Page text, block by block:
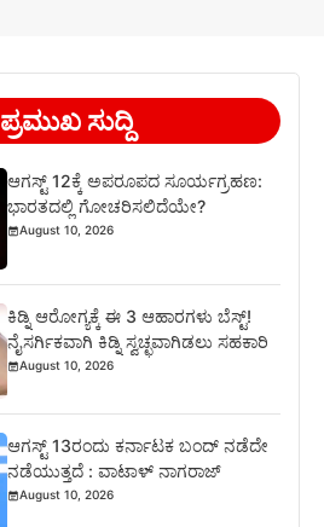
ಪ್ರಮುಖ ಸುದ್ದಿ
ಆಗಸ್ಟ್ 12ಕ್ಕೆ ಅಪರೂಪದ ಸೂರ್ಯಗ್ರಹಣ:
ಭಾರತದಲ್ಲಿ ಗೋಚರಿಸಲಿದೆಯೇ?
August 10, 2026
ಕಿಡ್ನಿ ಆರೋಗ್ಯಕ್ಕೆ ಈ 3 ಆಹಾರಗಳು ಬೆಸ್ಟ್‌!
ನೈಸರ್ಗಿಕವಾಗಿ ಕಿಡ್ನಿ ಸ್ವಚ್ಛವಾಗಿಡಲು ಸಹಕಾರಿ
August 10, 2026
ಆಗಸ್ಟ್ 13ರಂದು ಕರ್ನಾಟಕ ಬಂದ್ ನಡೆದೇ
ನಡೆಯುತ್ತದೆ : ವಾಟಾಳ್ ನಾಗರಾಜ್
August 10, 2026